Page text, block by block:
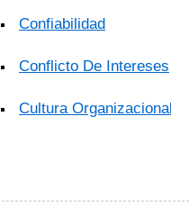
Confiabilidad
Conflicto De Intereses
Cultura Organizacional